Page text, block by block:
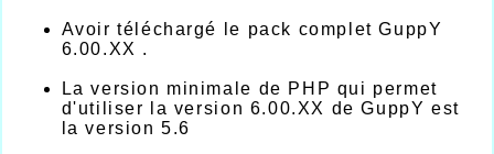
Avoir téléchargé le pack complet GuppY
6.00.XX .
La version minimale de PHP qui permet
d'utiliser la version 6.00.XX de GuppY est
la version 5.6